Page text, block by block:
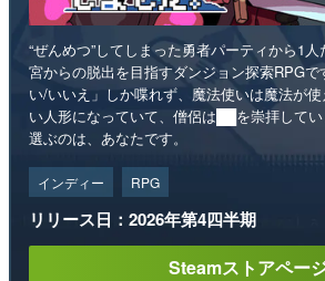
“ぜんめつ”してしまった勇者パーティから1
宮からの脱出を目指すダンジョン探索RPG
い/いいえ」しか喋れず、魔法使いは魔法が
い人形になっていて、僧侶は██を崇拝して
選ぶのは、あなたです。
インディー RPG
リリース日：2026年第4四半期
Steamストアペー